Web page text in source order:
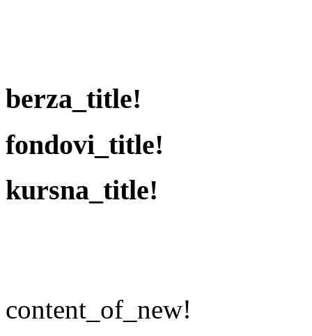
berza_title!
fondovi_title!
kursna_title!
content_of_new!